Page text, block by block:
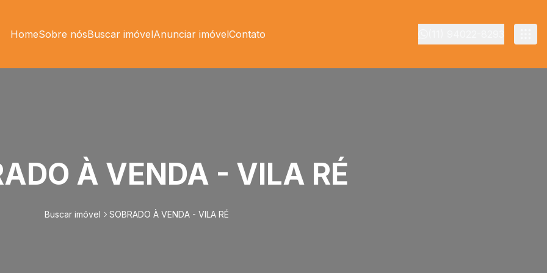
HomeSobre nósBuscar imóvelAnunciar imóvelContato
À VENDA - VILA RÉ
Buscar imóvel SOBRADO À VENDA - VILA RÉ